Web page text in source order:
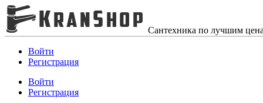
Сантехника по лучшим
Войти
Регистрация
Войти
Регистрация